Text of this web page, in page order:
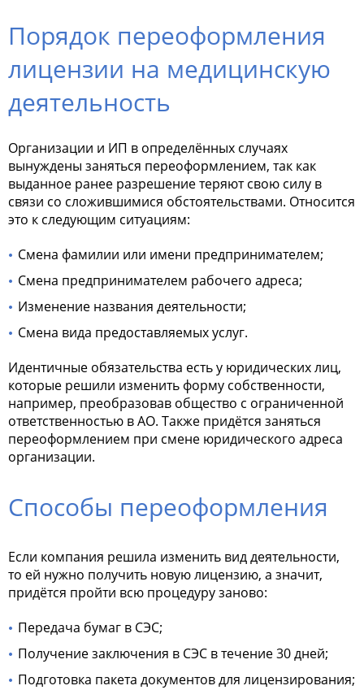
Порядок переоформления
лицензии на медицинскую
деятельность
Организации и ИП в определённых случаях
вынуждены заняться переоформлением, так как
выданное ранее разрешение теряют свою силу в
связи со сложившимися обстоятельствами. Относится
это к следующим ситуациям:
Смена фамилии или имени предпринимателем;
Смена предпринимателем рабочего адреса;
Изменение названия деятельности;
Смена вида предоставляемых услуг.
Идентичные обязательства есть у юридических лиц,
которые решили изменить форму собственности,
например, преобразовав общество с ограниченной
ответственностью в АО. Также придётся заняться
переоформлением при смене юридического адреса
организации.
Способы переоформления
Если компания решила изменить вид деятельности,
то ей нужно получить новую лицензию, а значит,
придётся пройти всю процедуру заново:
Передача бумаг в СЭС;
Получение заключения в СЭС в течение 30 дней;
Подготовка пакета документов для лицензирования;